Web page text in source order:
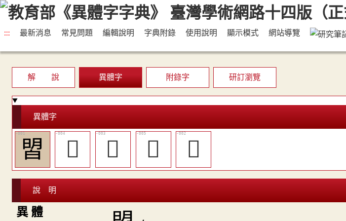
::: 最新消息 常見問題 編輯說明 字典附錄 使用說明 顯示模式 網站導覽
解 說 異體字 附錄字 研訂瀏覽
異體字
㿢 󴨾 󴨽 󴨿 󴨼
說 明
異 體